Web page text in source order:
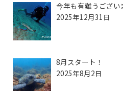
今年も有難うござい
2025年12月31日
8月スタート！
2025年8月2日